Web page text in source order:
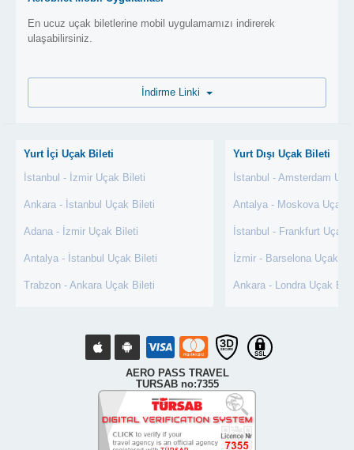
En ucuz uçak biletlerine mobil uygulamamızı indirerek
ulaşabilirsiniz.
Yurt İçi Uçak Bileti
İstanbul - İzmir Uçak Bileti
Ankara - İstanbul Uçak Bileti
Adana - İzmir Uçak Bileti
Antalya - İstanbul Uçak Bileti
Trabzon - Ankara Uçak Bileti
Yurt Dışı Uçak Bileti
İstanbul - Amsterdam
Antalya - Moskova Uçak
İstanbul - Frankfurt Uçak
İzmir - Barselona Uçak
Ankara - Londra Uçak
AERO PASS TRAVEL
TURSAB no:7355